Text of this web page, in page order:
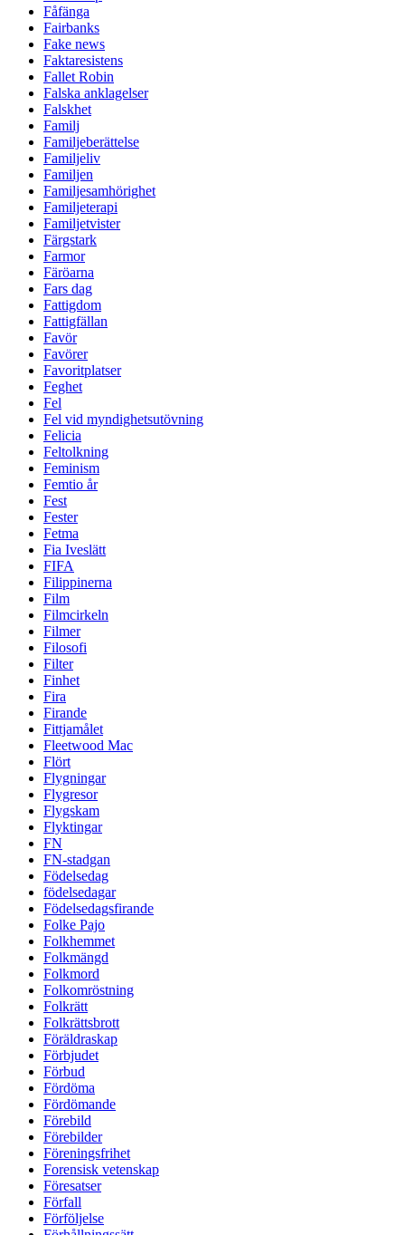
Fåfänga
Fairbanks
Fake news
Faktaresistens
Fallet Robin
Falska anklagelser
Falskhet
Familj
Familjeberättelse
Familjeliv
Familjen
Familjesamhörighet
Familjeterapi
Familjetvister
Färgstark
Farmor
Färöarna
Fars dag
Fattigdom
Fattigfällan
Favör
Favörer
Favoritplatser
Feghet
Fel
Fel vid myndighetsutövning
Felicia
Feltolkning
Feminism
Femtio år
Fest
Fester
Fetma
Fia Iveslätt
FIFA
Filippinerna
Film
Filmcirkeln
Filmer
Filosofi
Filter
Finhet
Fira
Firande
Fittjamålet
Fleetwood Mac
Flört
Flygningar
Flygresor
Flygskam
Flyktingar
FN
FN-stadgan
Födelsedag
födelsedagar
Födelsedagsfirande
Folke Pajo
Folkhemmet
Folkmängd
Folkmord
Folkomröstning
Folkrätt
Folkrättsbrott
Föräldraskap
Förbjudet
Förbud
Fördöma
Fördömande
Förebild
Förebilder
Föreningsfrihet
Forensisk vetenskap
Föresatser
Förfall
Förföljelse